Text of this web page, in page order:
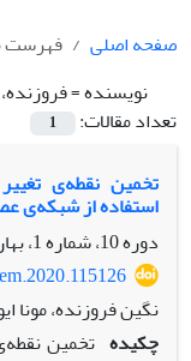
صفحه اصلی
فهرست
نویسنده =
تعداد مقالات:
1
تخمین نقطه‌ی
استفاده از شبکه‌ی
دوره 10، شماره 1، بهار 1399، صفحه
نگین فروزنده، مونا
چکیده تخمین